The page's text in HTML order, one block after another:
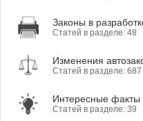
Законы в
Статей в разделе: 48
Изменения
Статей в разделе: 687
Интересные факты
Статей в разделе: 39